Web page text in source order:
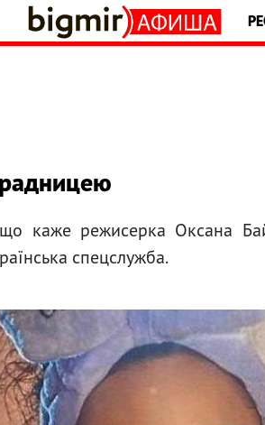
що каже режисерка Оксана
спецслужба.